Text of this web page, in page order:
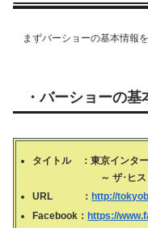
まずバーショーの基本情報を
・バーショーの基
タイトル ：東京インタ
～ ザ･ヒストリカ
URL ： http://
Facebook：https://